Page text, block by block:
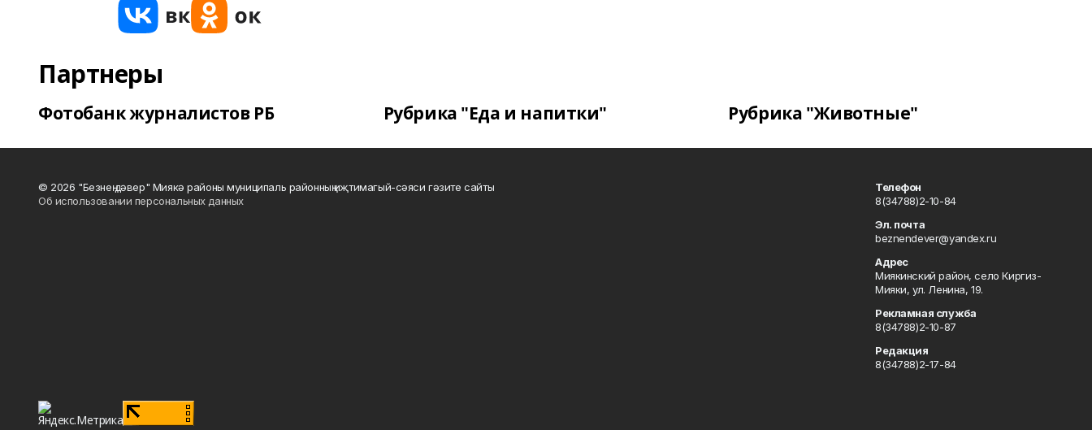
Партнеры
Фотобанк журналистов РБ Рубрика "Еда и напитки" Рубрика "Животные"
© 2026 "Безнең дәвер" Миякә районы муниципаль районның иҗтимагый-сәяси гәзите сайты
Об использовании персональных данных
Телефон
8(34788)2-10-84
Эл. почта
beznendever@yandex.ru
Адрес
Миякинский район, село Киргиз-
Мияки, ул. Ленина, 19.
Рекламная служба
8(34788)2-10-87
Редакция
8(34788)2-17-84